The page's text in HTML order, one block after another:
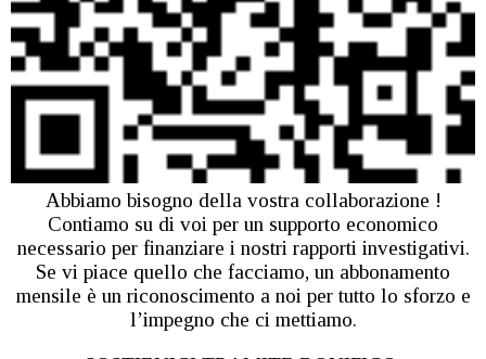
Abbiamo bisogno della vostra collaborazione !
Contiamo su di voi per un supporto economico
necessario per finanziare i nostri rapporti investigativi.
Se vi piace quello che facciamo, un abbonamento
mensile è un riconoscimento a noi per tutto lo sforzo e
l’impegno che ci mettiamo.